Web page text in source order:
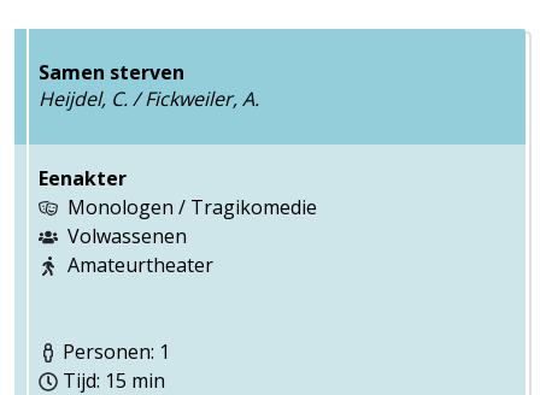
Samen sterven
Heijdel, C. / Fickweiler, A.
Eenakter
Monologen / Tragikomedie
Volwassenen
Amateurtheater
Personen: 1
Tijd: 15 min